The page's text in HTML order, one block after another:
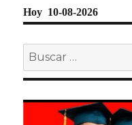
Hoy 10-08-2026
Buscar
por: